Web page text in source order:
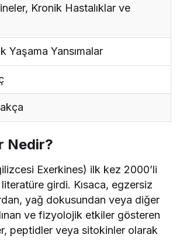
Kronik Hastalıklar ve
Yaşama Yansımalar
Nedir?
Exerkines) ilk kez 2000’li
literatüre girdi. Kısaca, egzersiz
yağ dokusundan veya diğer
ve fizyolojik etkiler gösteren
peptidler veya sitokinler olarak